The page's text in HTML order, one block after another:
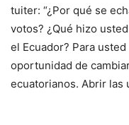
tuiter: “¿Por qué se
votos? ¿Qué hizo
el Ecuador? Para
oportunidad de
ecuatorianos. Abrir las